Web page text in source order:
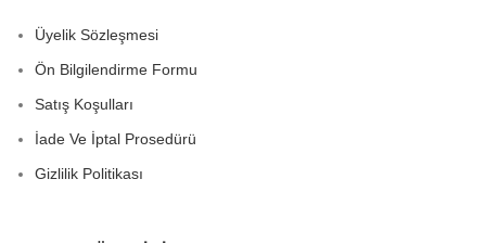
Üyelik Sözleşmesi
Ön Bilgilendirme Formu
Satış Koşulları
İade Ve İptal Prosedürü
Gizlilik Politikası